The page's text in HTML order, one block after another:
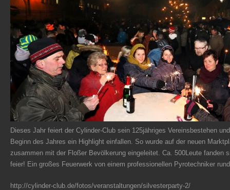
Dieses Jahr feiert der Cylinder-Club sein 125jähriges Vereinsbestehen
Beginn des Jahres ein Highlight einfallen. So wurde auf der neuen
zusammen mit der Floßer Bevölkerung eingeleitet. Ca. 500Leute fanden
feier! Ein großes Feuerwerk von einem professionellen Pyrotechniker
http://cylinder-club.de/fotos/veranstaltungen/silvesterparty-2/